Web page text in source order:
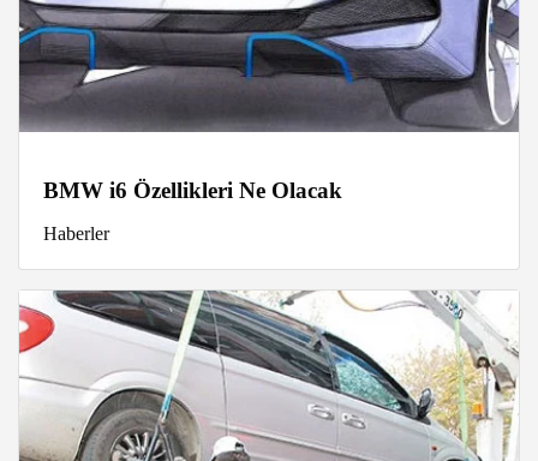
BMW i6 Özellikleri Ne Olacak
Haberler